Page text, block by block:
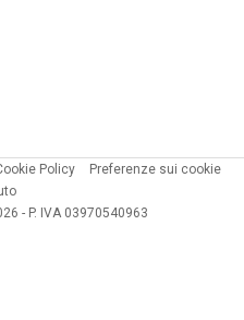
Policy
Preferenze sui cookie
- P. IVA 03970540963